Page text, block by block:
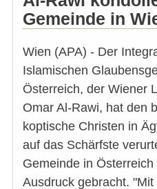
Gemeinde in
Wien (APA) - Der
Islamischen
Österreich, der Wiener
Omar Al-Rawi, hat den
koptische Christen in
auf das Schärfste
Gemeinde in
Ausdruck gebracht.